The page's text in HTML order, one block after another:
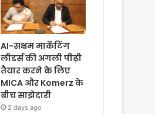
AI-सक्षम मार्केटिंग
लीडर्स की अगली पीढ़ी
तैयार करने के लिए
MICA और Komerz के
बीच साझेदारी
2 days ago